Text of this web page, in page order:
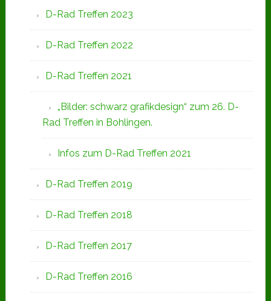
D-Rad Treffen 2023
D-Rad Treffen 2022
D-Rad Treffen 2021
„Bilder: schwarz grafikdesign“ zum 26. D-
Rad Treffen in Bohlingen.
Infos zum D-Rad Treffen 2021
D-Rad Treffen 2019
D-Rad Treffen 2018
D-Rad Treffen 2017
D-Rad Treffen 2016